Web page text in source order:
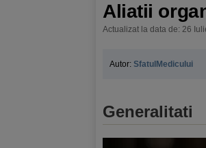
Aliatii
Actualizat la data de: 26
Autor: SfatulMedicului
Generalitati